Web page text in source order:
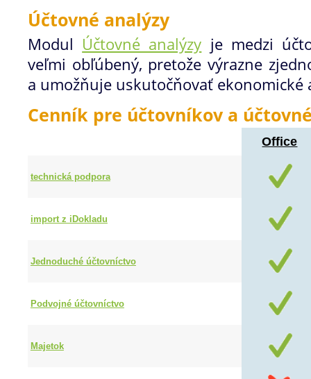
Účtovné analýzy
Modul Účtovné analýzy je medzi
veľmi obľúbený, pretože výrazne
a umožňuje uskutočňovať ekonomické
Cenník pre účtovníkov a
Office
technická podpora
import z iDokladu
Jednoduché účtovníctvo
Podvojné účtovníctvo
Majetok